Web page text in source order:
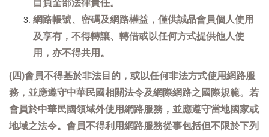
自負全部法律責任。
網路帳號、密碼及網路權益，僅供誠品會員個人使用
及享有，不得轉讓、轉借或以任何方式提供他人使
用，亦不得共用。
(四)會員不得基於非法目的，或以任何非法方式使用網路服
務，並應遵守中華民國相關法令及網際網路之國際規範。若
會員於中華民國領域外使用網路服務，並應遵守當地國家或
地域之法令。會員不得利用網路服務從事包括但不限於下列